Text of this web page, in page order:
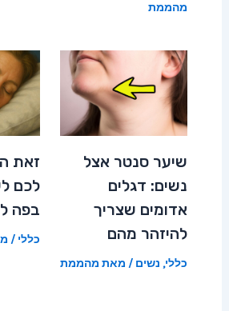
מהממת
שיער סנטר אצל
נשים: דגלים
אדומים שצריך
להיזהר מהם
כללי, נשים / מאת מהממת
זאת
לכם
בפה
כללי /